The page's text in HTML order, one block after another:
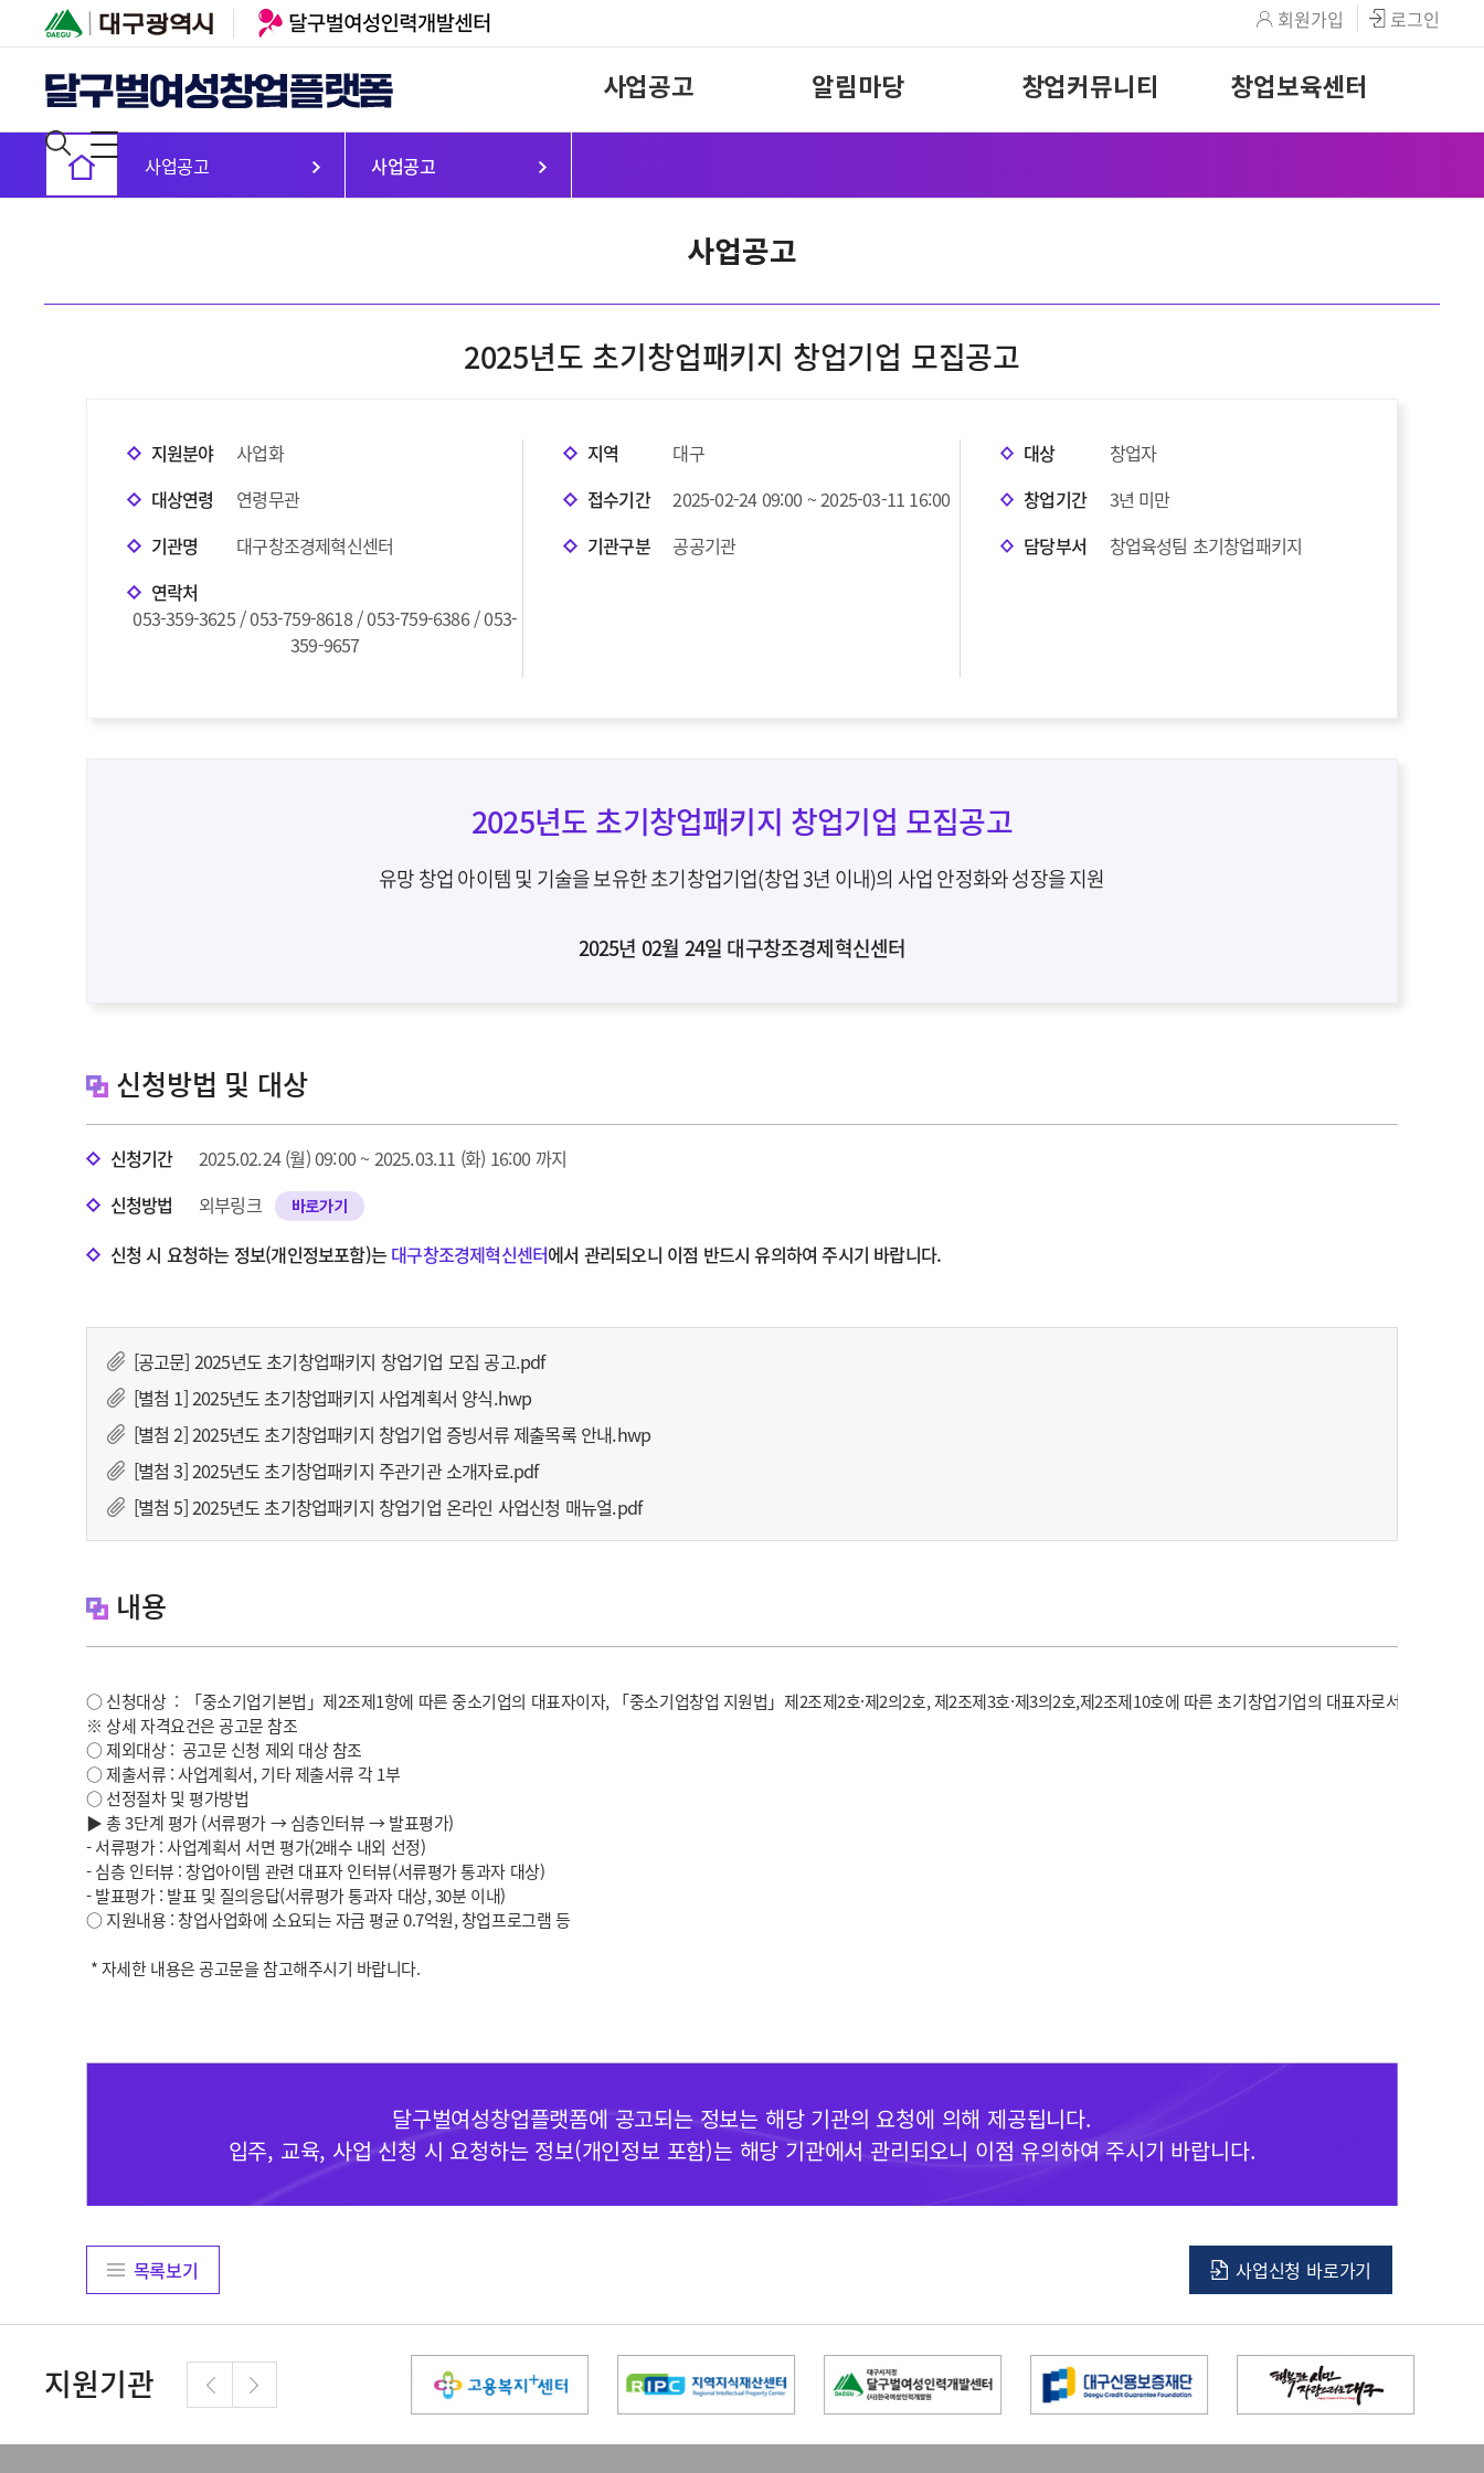
회원가입 로그인
사업공고 알림마당 창업커뮤니티 창업보육센터
사업공고 사업공고
사업공고
2025년도 초기창업패키지 창업기업 모집공고
지원분야
사업화
대상연령
연령무관
기관명
대구창조경제혁신센터
연락처
053-359-3625 / 053-759-8618 / 053-759-6386 / 053-
359-9657
지역
대구
접수기간
2025-02-24 09:00 ~ 2025-03-11 16:00
기관구분
공공기관
대상
창업자
창업기간
3년 미만
담당부서
창업육성팀 초기창업패키지
2025년도 초기창업패키지 창업기업 모집공고
유망 창업 아이템 및 기술을 보유한 초기창업기업(창업 3년 이내)의 사업 안정화와 성장을 지원
2025년 02월 24일 대구창조경제혁신센터
신청방법 및 대상
신청기간
2025.02.24 (월) 09:00 ~ 2025.03.11 (화) 16:00 까지
신청방법
외부링크 바로가기
신청 시 요청하는 정보(개인정보포함)는 대구창조경제혁신센터에서 관리되오니 이점 반드시 유의하여 주시기 바랍니다.
[공고문] 2025년도 초기창업패키지 창업기업 모집 공고.pdf
[별첨 1] 2025년도 초기창업패키지 사업계획서 양식.hwp
[별첨 2] 2025년도 초기창업패키지 창업기업 증빙서류 제출목록 안내.hwp
[별첨 3] 2025년도 초기창업패키지 주관기관 소개자료.pdf
[별첨 5] 2025년도 초기창업패키지 창업기업 온라인 사업신청 매뉴얼.pdf
내용
○ 신청대상  :  「중소기업기본법」제2조제1항에 따른 중소기업의 대표자이자, 「중소기업창업 지원법」제2조제2호·제2의2호, 제2조제3호·제3의2호,제2조제10호에 따른 초기창업기업의 대표자로서 모집공고
※ 상세 자격요건은 공고문 참조
○ 제외대상 :  공고문 신청 제외 대상 참조
○ 제출서류 : 사업계획서, 기타 제출서류 각 1부
○ 선정절차 및 평가방법
▶ 총 3단계 평가 (서류평가 → 심층인터뷰 → 발표평가)
- 서류평가 : 사업계획서 서면 평가(2배수 내외 선정)
- 심층 인터뷰 : 창업아이템 관련 대표자 인터뷰(서류평가 통과자 대상)
- 발표평가 : 발표 및 질의응답(서류평가 통과자 대상, 30분 이내)
○ 지원내용 : 창업사업화에 소요되는 자금 평균 0.7억원, 창업프로그램 등
* 자세한 내용은 공고문을 참고해주시기 바랍니다.
달구벌여성창업플랫폼에 공고되는 정보는 해당 기관의 요청에 의해 제공됩니다.
입주, 교육, 사업 신청 시 요청하는 정보(개인정보 포함)는 해당 기관에서 관리되오니 이점 유의하여 주시기 바랍니다.
목록보기 사업신청 바로가기
지원기관